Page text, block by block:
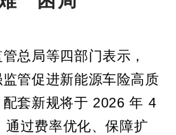
局等四部门表示，
监管促进新能源车险高质
套新规将于 2026 年 4
通过费率优化、保障扩